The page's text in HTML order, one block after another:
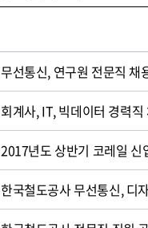
무선통신, 연구원 전문직
회계사, IT, 빅데이터 경력
2017년도 상반기 코레일 신
한국철도공사 무선통신, 디